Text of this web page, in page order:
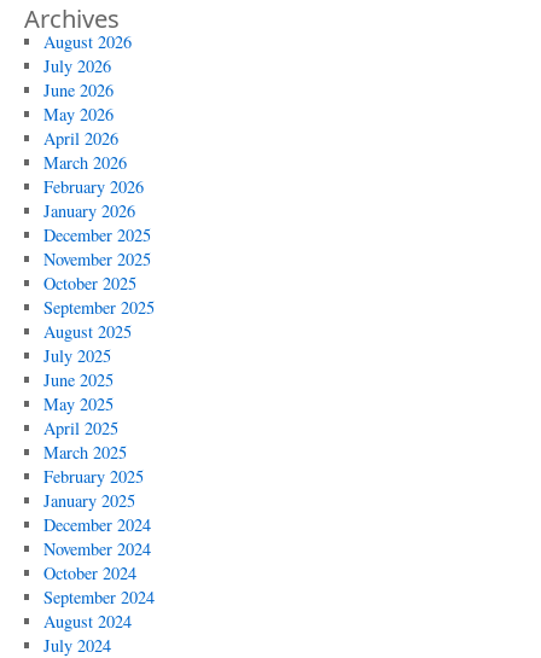
Archives
August 2026
July 2026
June 2026
May 2026
April 2026
March 2026
February 2026
January 2026
December 2025
November 2025
October 2025
September 2025
August 2025
July 2025
June 2025
May 2025
April 2025
March 2025
February 2025
January 2025
December 2024
November 2024
October 2024
September 2024
August 2024
July 2024